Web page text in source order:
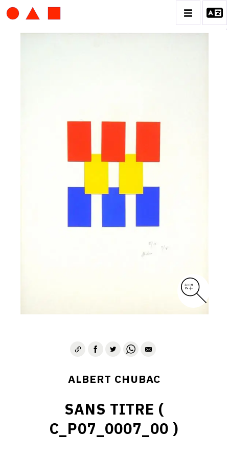
CATALOGUE DES OEUVRES
CONTACT
ALBERT CHUBAC
SANS TITRE (
C_P07_0007_00 )